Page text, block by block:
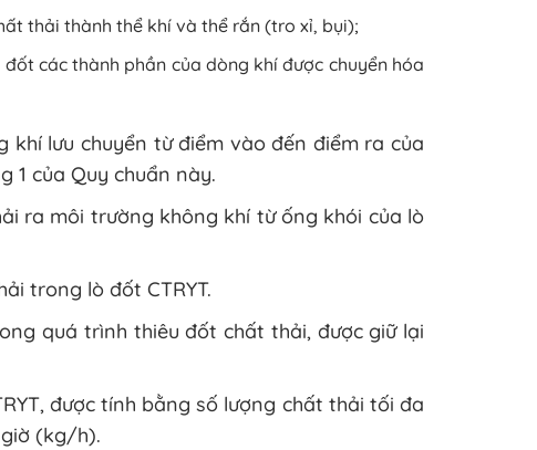
thải thành thể khí và thể rắn (tro xỉ, bụi);
các thành phần của dòng khí được chuyển hóa
lưu chuyển từ điểm vào đến điểm ra của
1 của Quy chuẩn này.
ra môi trường không khí từ ống khói của lò
trong lò đốt CTRYT.
quá trình thiêu đốt chất thải, được giữ lại
được tính bằng số lượng chất thải tối đa
(kg/h).